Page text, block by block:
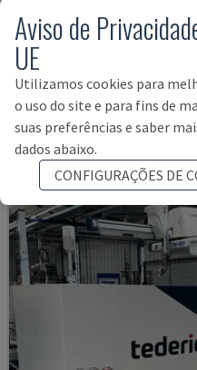
MA900ІІ
HAITIAN - MÁQUINA DE
Aviso de
UE
Utilizamos cookies para
o uso do site e para fins de
suas preferências e saber
dados abaixo.
CONFIGURAÇÕES DE